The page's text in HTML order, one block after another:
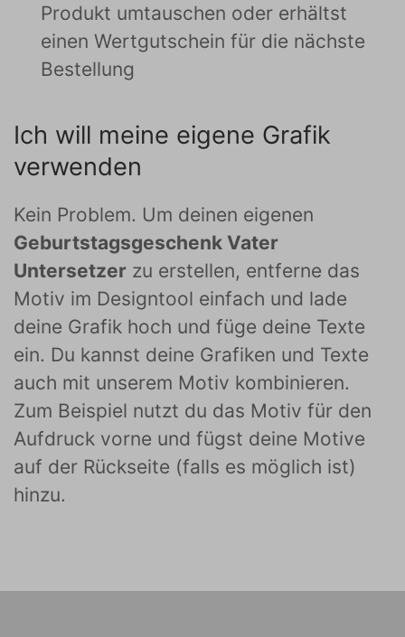
Produkt umtauschen oder erhältst
einen Wertgutschein für die nächste
Bestellung
Ich will meine eigene Grafik
verwenden
Kein Problem. Um deinen eigenen
Geburtstagsgeschenk Vater
Untersetzer zu erstellen, entferne das
Motiv im Designtool einfach und lade
deine Grafik hoch und füge deine Texte
ein. Du kannst deine Grafiken und Texte
auch mit unserem Motiv kombinieren.
Zum Beispiel nutzt du das Motiv für den
Aufdruck vorne und fügst deine Motive
auf der Rückseite (falls es möglich ist)
hinzu.